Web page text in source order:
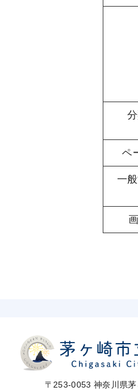
ペ
一
〒253-0053 神奈川県